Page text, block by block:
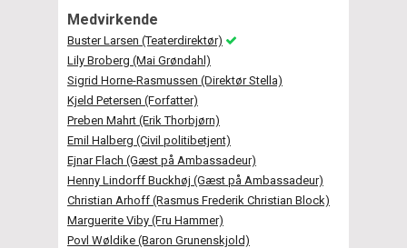
Medvirkende
Buster Larsen (Teaterdirektør)
Lily Broberg (Mai Grøndahl)
Sigrid Horne-Rasmussen (Direktør Stella)
Kjeld Petersen (Forfatter)
Preben Mahrt (Erik Thorbjørn)
Emil Halberg (Civil politibetjent)
Ejnar Flach (Gæst på Ambassadeur)
Henny Lindorff Buckhøj (Gæst på Ambassadeur)
Christian Arhoff (Rasmus Frederik Christian Block)
Marguerite Viby (Fru Hammer)
Povl Wøldike (Baron Grunenskjold)